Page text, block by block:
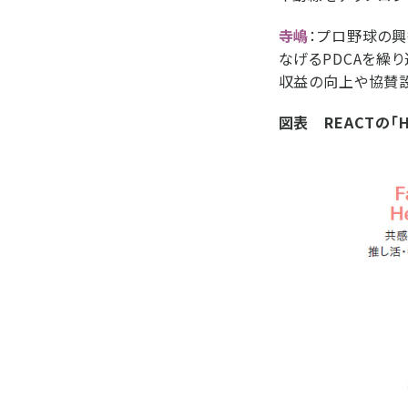
寺嶋：プロ野球の
なげるPDCAを繰り
収益の向上や協賛
図表 REACTの